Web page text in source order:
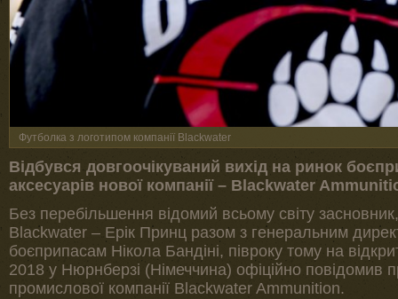
Футболка з логотипом компанії Blackwater
Відбувся довгоочікуваний вихід на ринок
аксесуарів нової компанії – Blackwater
Без перебільшення відомий всьому світу засновник,
Blackwater – Ерік Принц разом з генеральним
боєприпасам Нікола Бандіні, півроку тому на
2018 у Нюрнберзі (Німеччина) офіційно повідомив
промислової компанії Blackwater Ammunition.